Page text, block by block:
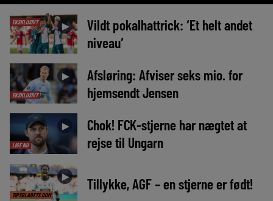
EKSKLUSIVT ►
Vildt pokalhattrick: ‘Et helt andet
niveau’
EKSKLUSIVT
►
Afsløring: Afviser seks mio. for
hjemsendt Jensen
LIGE NU
►
Chok! FCK-stjerne har nægtet at
rejse til Ungarn
TIPSBLADETS DOM
► Tillykke, AGF – en stjerne er født!